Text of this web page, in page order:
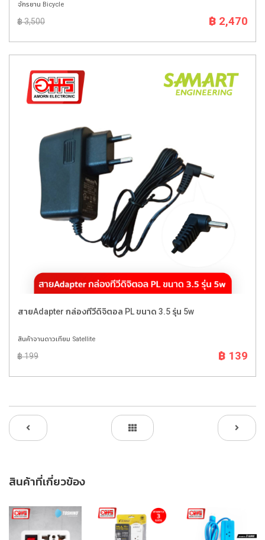
จักรยาน Bicycle
฿ 3,500 ฿ 2,470
สายAdapter กล่องทีวีดิจิตอล PL ขนาด 3.5 รุ่น 5w
สินค้าจานดาวเทียม Satellite
฿ 199 ฿ 139
สินค้าที่เกี่ยวข้อง